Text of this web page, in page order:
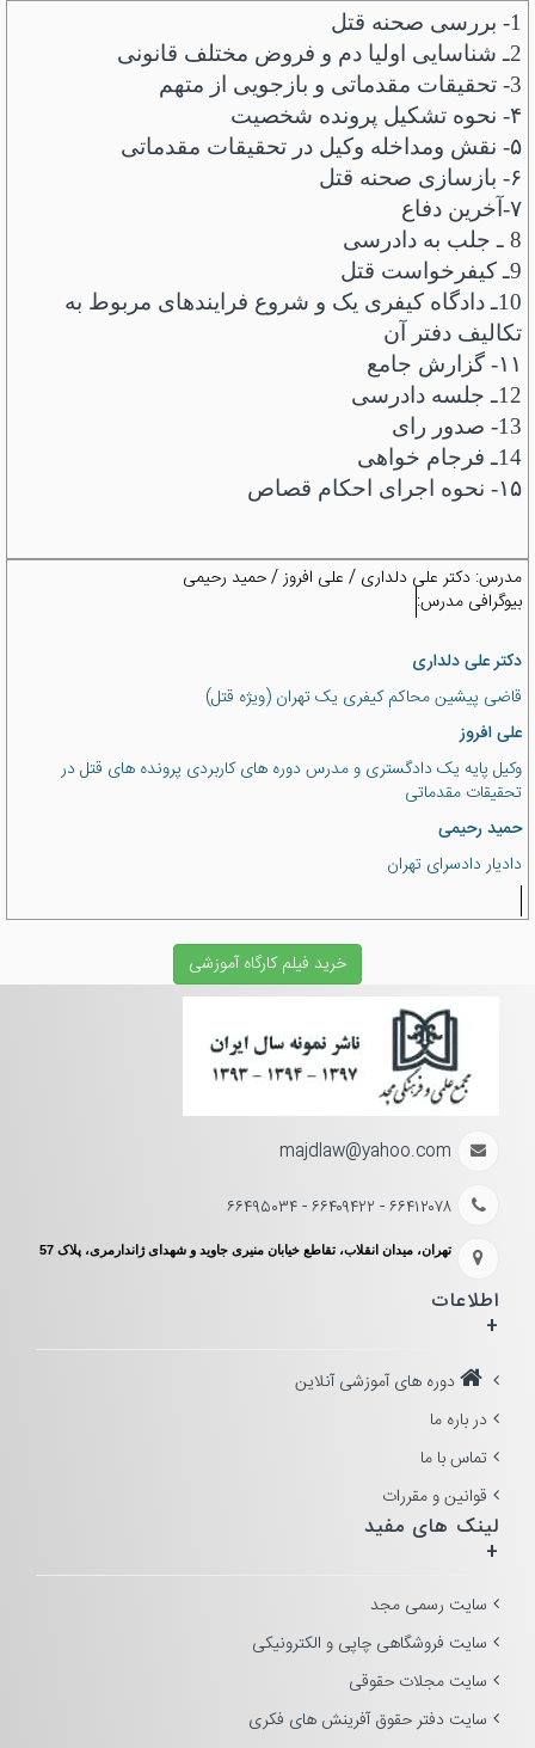
1-
بررسی صحنه قتل
2ـ شناسایی اولیا دم ‌و فروض مختلف قانونی
3- تحقیقات مقدماتی و بازجویی از متهم
۴-
نحوه تشکیل پرونده شخصیت
۵-
نقش و‌مداخله وکیل در تحقیقات مقدماتی
۶-
بازسازی صحنه قتل
۷- آخرین دفاع
8 ـ جلب به دادرسی
9ـ کیفرخواست قتل
10ـ دادگاه کیفری یک و شروع فرایندهای مربوط به
تکالیف دفتر آن
۱۱-
گزارش جامع
12ـ جلسه دادرسی
13- صدور رای
14ـ فرجام خواهی
۱۵-
نحوه اجرای احکام قصاص
مدرس: دکتر علی دلداری / علی افروز / حمید رحیمی
بیوگرافی مدرس:
دکتر علی دلداری
قاضی پیشین محاکم کیفری یک تهران (ویژه قتل)
علی افروز
وکیل پایه یک دادگستری و مدرس دوره های کاربردی پرونده های قتل در
تحقیقات مقدماتی
حمید رحیمی
دادیار دادسرای تهران
خرید فیلم کارگاه آموزشی
majdlaw@yahoo.com
۶۶۴۱۲۰۷۸ - ۶۶۴۰۹۴۲۲ - ۶۶۴۹۵۰۳۴
تهران، میدان انقلاب، تقاطع خیابان منیری جاوید و شهدای ژاندارمری، پلاک 57
اطلاعات
+
دوره های آموزشی آنلاین
در باره ما
تماس با ما
قوانین و مقررات
لینک های مفید
+
سایت رسمی مجد
سایت فروشگاهی چاپی و الکترونیکی
سایت مجلات حقوقی
سایت دفتر حقوق آفرینش های فکری